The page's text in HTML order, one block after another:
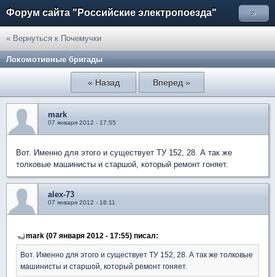
Форум сайта "Российские электропоезда" »
« Вернуться к Почемучки
Локомотивные бригады
« Назад Вперед »
mark
07 января 2012 - 17:55
Вот. Именно для этого и существует ТУ 152, 28. А так же
толковые машинисты и старшой, который ремонт гоняет.
alex-73
07 января 2012 - 18:11
mark (07 января 2012 - 17:55) писал:
Вот. Именно для этого и существует ТУ 152, 28. А так же толковые
машинисты и старшой, который ремонт гоняет.